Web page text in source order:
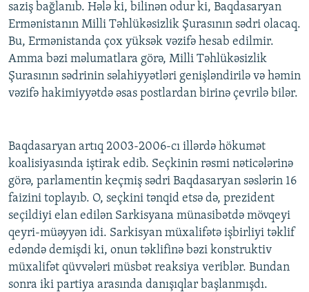
saziş bağlanıb. Hələ ki, bilinən odur ki, Baqdasaryan
Ermənistanın Milli Təhlükəsizlik Şurasının sədri olacaq.
Bu, Ermənistanda çox yüksək vəzifə hesab edilmir.
Amma bəzi məlumatlara görə, Milli Təhlükəsizlik
Şurasının sədrinin səlahiyyətləri genişləndirilə və həmin
vəzifə hakimiyyətdə əsas postlardan birinə çevrilə bilər.
Baqdasaryan artıq 2003-2006-cı illərdə hökumət
koalisiyasında iştirak edib. Seçkinin rəsmi nəticələrinə
görə, parlamentin keçmiş sədri Baqdasaryan səslərin 16
faizini toplayıb. O, seçkini tənqid etsə də, prezident
seçildiyi elan edilən Sarkisyana münasibətdə mövqeyi
qeyri-müəyyən idi. Sarkisyan müxalifətə işbirliyi təklif
edəndə demişdi ki, onun təklifinə bəzi konstruktiv
müxalifət qüvvələri müsbət reaksiya veriblər. Bundan
sonra iki partiya arasında danışıqlar başlanmışdı.